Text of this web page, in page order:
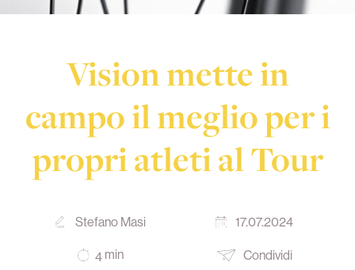
Vision mette in
campo il meglio per i
propri atleti al Tour
Stefano Masi 17.07.2024
4 min Condividi